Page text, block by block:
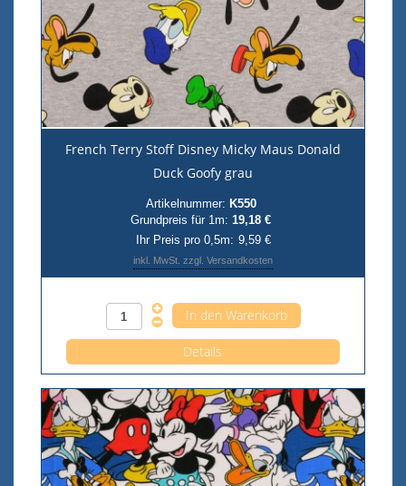
French Terry Stoff Disney Micky Maus Donald
Duck Goofy grau
Artikelnummer: K550
Grundpreis für 1m: 19,18 €
Ihr Preis pro 0,5m: 9,59 €
inkl. MwSt. zzgl. Versandkosten
Details